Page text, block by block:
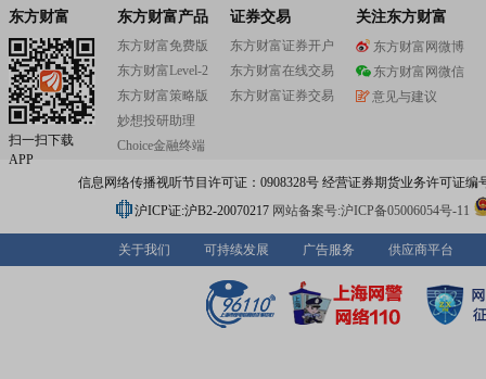
东方财富
扫一扫下载
APP
东方财富产品
东方财富免费版
东方财富Level-2
东方财富策略版
妙想投研助理
Choice金融终端
证券交易
东方财富证券开户
东方财富在线交易
东方财富证券交易
关注东方财富
东方财富网微博
东方财富网微信
意见与建议
信息网络传播视听节目许可证：0908328号 经营证券期货业务许可证编
沪ICP证:沪B2-20070217 网站备案号:沪ICP备05006054号-11
关于我们 可持续发展 广告服务 供应商平台